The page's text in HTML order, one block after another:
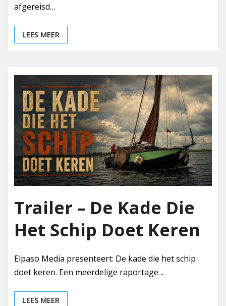
afgereisd…
LEES MEER
Trailer – De Kade Die
Het Schip Doet Keren
Elpaso Media presenteert: De kade die het schip
doet keren. Een meerdelige raportage ..
LEES MEER